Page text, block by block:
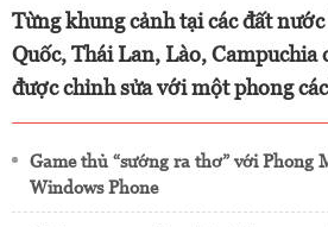
Từng khung cảnh tại các đất
Quốc, Thái Lan, Lào, Campuchia
được chỉnh sửa với một phong
Game thủ “sướng ra thơ” với Phong
Windows Phone